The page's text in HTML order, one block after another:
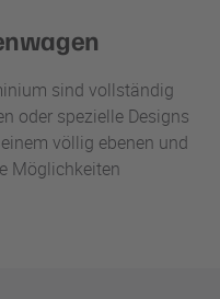
sind vollständig
oder spezielle Designs
völlig ebenen und
Möglichkeiten